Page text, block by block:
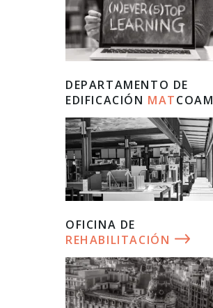
DEPARTAMENTO DE
EDIFICACIÓN MATCOAM
OFICINA DE
REHABILITACIÓN